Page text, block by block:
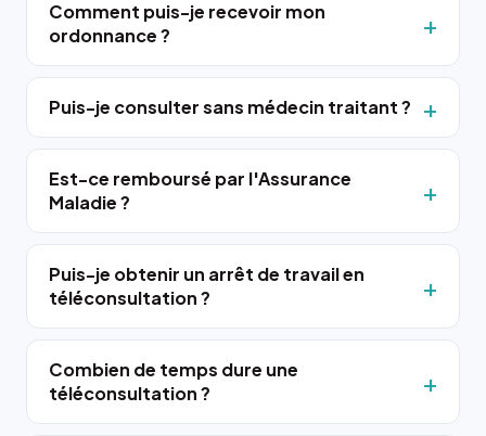
Comment puis-je recevoir mon
ordonnance ?
Puis-je consulter sans médecin traitant ?
Est-ce remboursé par l'Assurance
Maladie ?
Puis-je obtenir un arrêt de travail en
téléconsultation ?
Combien de temps dure une
téléconsultation ?